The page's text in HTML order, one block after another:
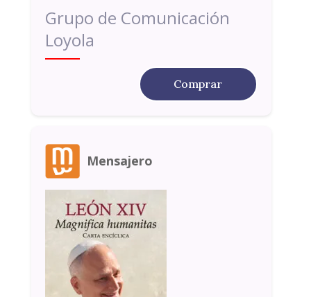
Grupo de Comunicación
Loyola
Comprar
Mensajero